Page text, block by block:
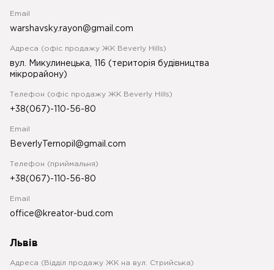
Email
warshavsky.rayon@gmail.com
Адреса (офіс продажу ЖК Beverly Hills)
вул. Микулинецька, 116 (територія будівництва
мікрорайону)
Телефон (офіс продажу ЖК Beverly Hills)
+38(067)-110-56-80
Email
BeverlyTernopil@gmail.com
Телефон (приймальня)
+38(067)-110-56-80
Email
office@kreator-bud.com
Львів
Адреса (Відділ продажу ЖК на вул. Стрийська)